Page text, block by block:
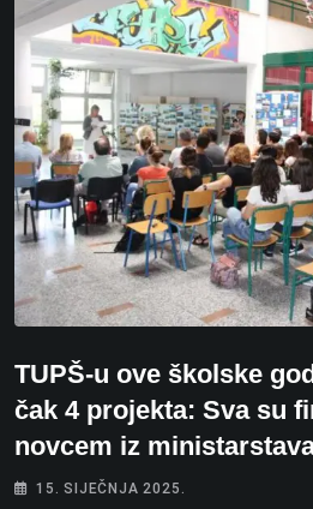
TUPŠ-u ove školske
čak 4 projekta: Sva su
novcem iz
15. SIJEČNJA 2025.